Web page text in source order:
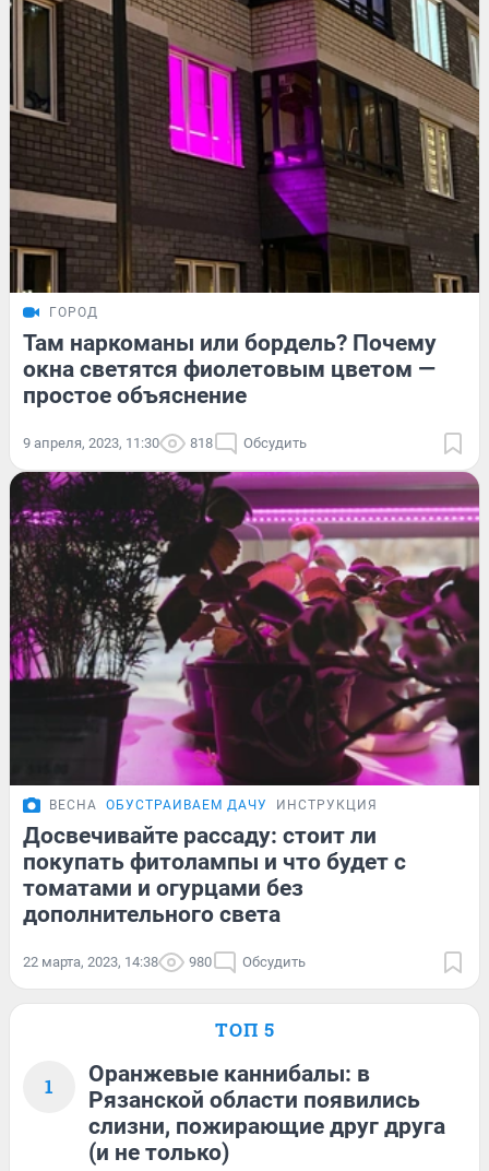
ГОРОД
Там наркоманы или бордель? Почему
окна светятся фиолетовым цветом —
простое объяснение
9 апреля, 2023, 11:30 818 Обсудить
ВЕСНА ОБУСТРАИВАЕМ ДАЧУ ИНСТРУКЦИЯ
Досвечивайте рассаду: стоит ли
покупать фитолампы и что будет с
томатами и огурцами без
дополнительного света
22 марта, 2023, 14:38 980 Обсудить
ТОП 5
1
Оранжевые каннибалы: в
Рязанской области появились
слизни, пожирающие друг друга
(и не только)